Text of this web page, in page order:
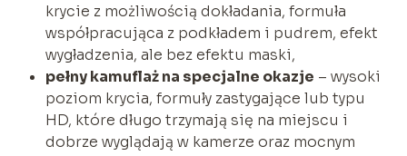
krycie z możliwością dokładania, formuła
współpracująca z podkładem i pudrem, efekt
wygładzenia, ale bez efektu maski,
pełny kamuflaż na specjalne okazje – wysoki
poziom krycia, formuły zastygające lub typu
HD, które długo trzymają się na miejscu i
dobrze wyglądają w kamerze oraz mocnym